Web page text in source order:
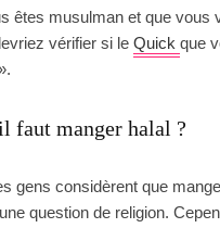
êtes musulman et que vous
vérifier si le Quick que
faut manger halal ?
gens considèrent que
question de religion.